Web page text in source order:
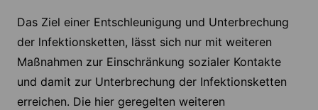
Das Ziel einer Entschleunigung und Unterbrechung
der lnfektionsketten, lässt sich nur mit weiteren
Maßnahmen zur Einschränkung sozialer Kontakte
und damit zur Unterbrechung der Infektionsketten
erreichen. Die hier geregelten weiteren